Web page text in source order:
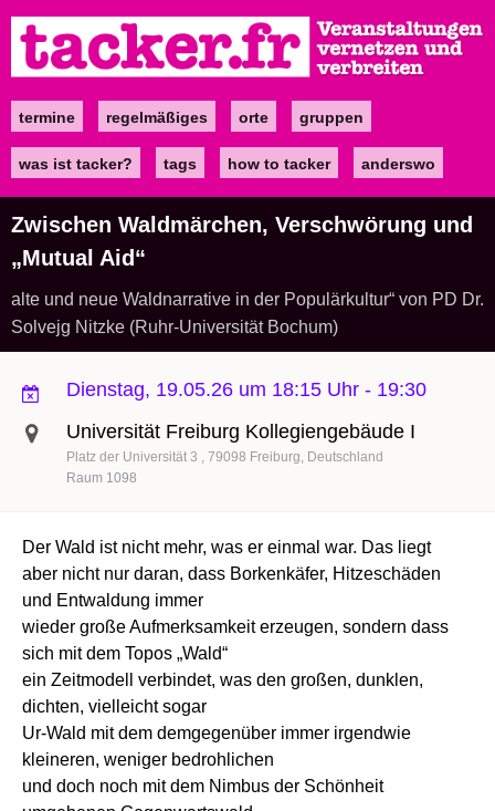
zum
Inhalt
Maintermine regelmäßiges orte gruppen
was ist tacker? tags how to tacker anderswo
Zwischen Waldmärchen, Verschwörung und
„Mutual Aid“
alte und neue Waldnarrative in der Populärkultur“ von PD Dr.
Solvejg Nitzke (Ruhr-Universität Bochum)
Dienstag, 19.05.26 um 18:15 Uhr - 19:30
Universität Freiburg Kollegiengebäude I
Platz der Universität 3 79098 Freiburg Deutschland
Raum 1098
Der Wald ist nicht mehr, was er einmal war. Das liegt
aber nicht nur daran, dass Borkenkäfer, Hitzeschäden
und Entwaldung immer
wieder große Aufmerksamkeit erzeugen, sondern dass
sich mit dem Topos „Wald“
ein Zeitmodell verbindet, was den großen, dunklen,
dichten, vielleicht sogar
Ur-Wald mit dem demgegenüber immer irgendwie
kleineren, weniger bedrohlichen
und doch noch mit dem Nimbus der Schönheit